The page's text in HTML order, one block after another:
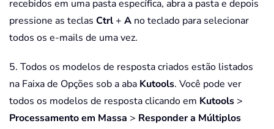
recebidos em uma pasta específica, abra a pasta e depois
pressione as teclas Ctrl+ A no teclado para selecionar
todos os e-mails de uma vez.
5. Todos os modelos de resposta criados estão listados
na Faixa de Opções sob a aba Kutools. Você pode ver
todos os modelos de resposta clicando em Kutools >
Processamento em Massa > Responder a Múltiplos